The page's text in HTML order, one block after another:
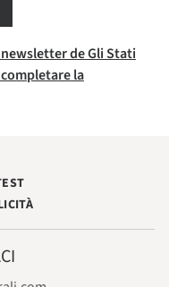
de Gli Stati
la